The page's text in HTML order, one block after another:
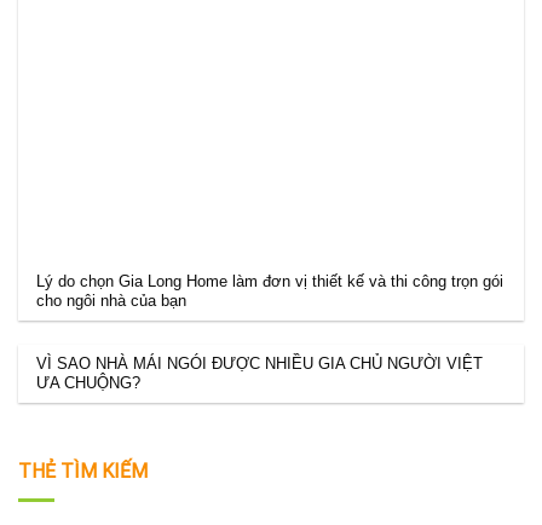
Lý do chọn Gia Long Home làm đơn vị thiết kế và thi công trọn gói
cho ngôi nhà của bạn
VÌ SAO NHÀ MÁI NGÓI ĐƯỢC NHIỀU GIA CHỦ NGƯỜI VIỆT
ƯA CHUỘNG?
THẺ TÌM KIẾM